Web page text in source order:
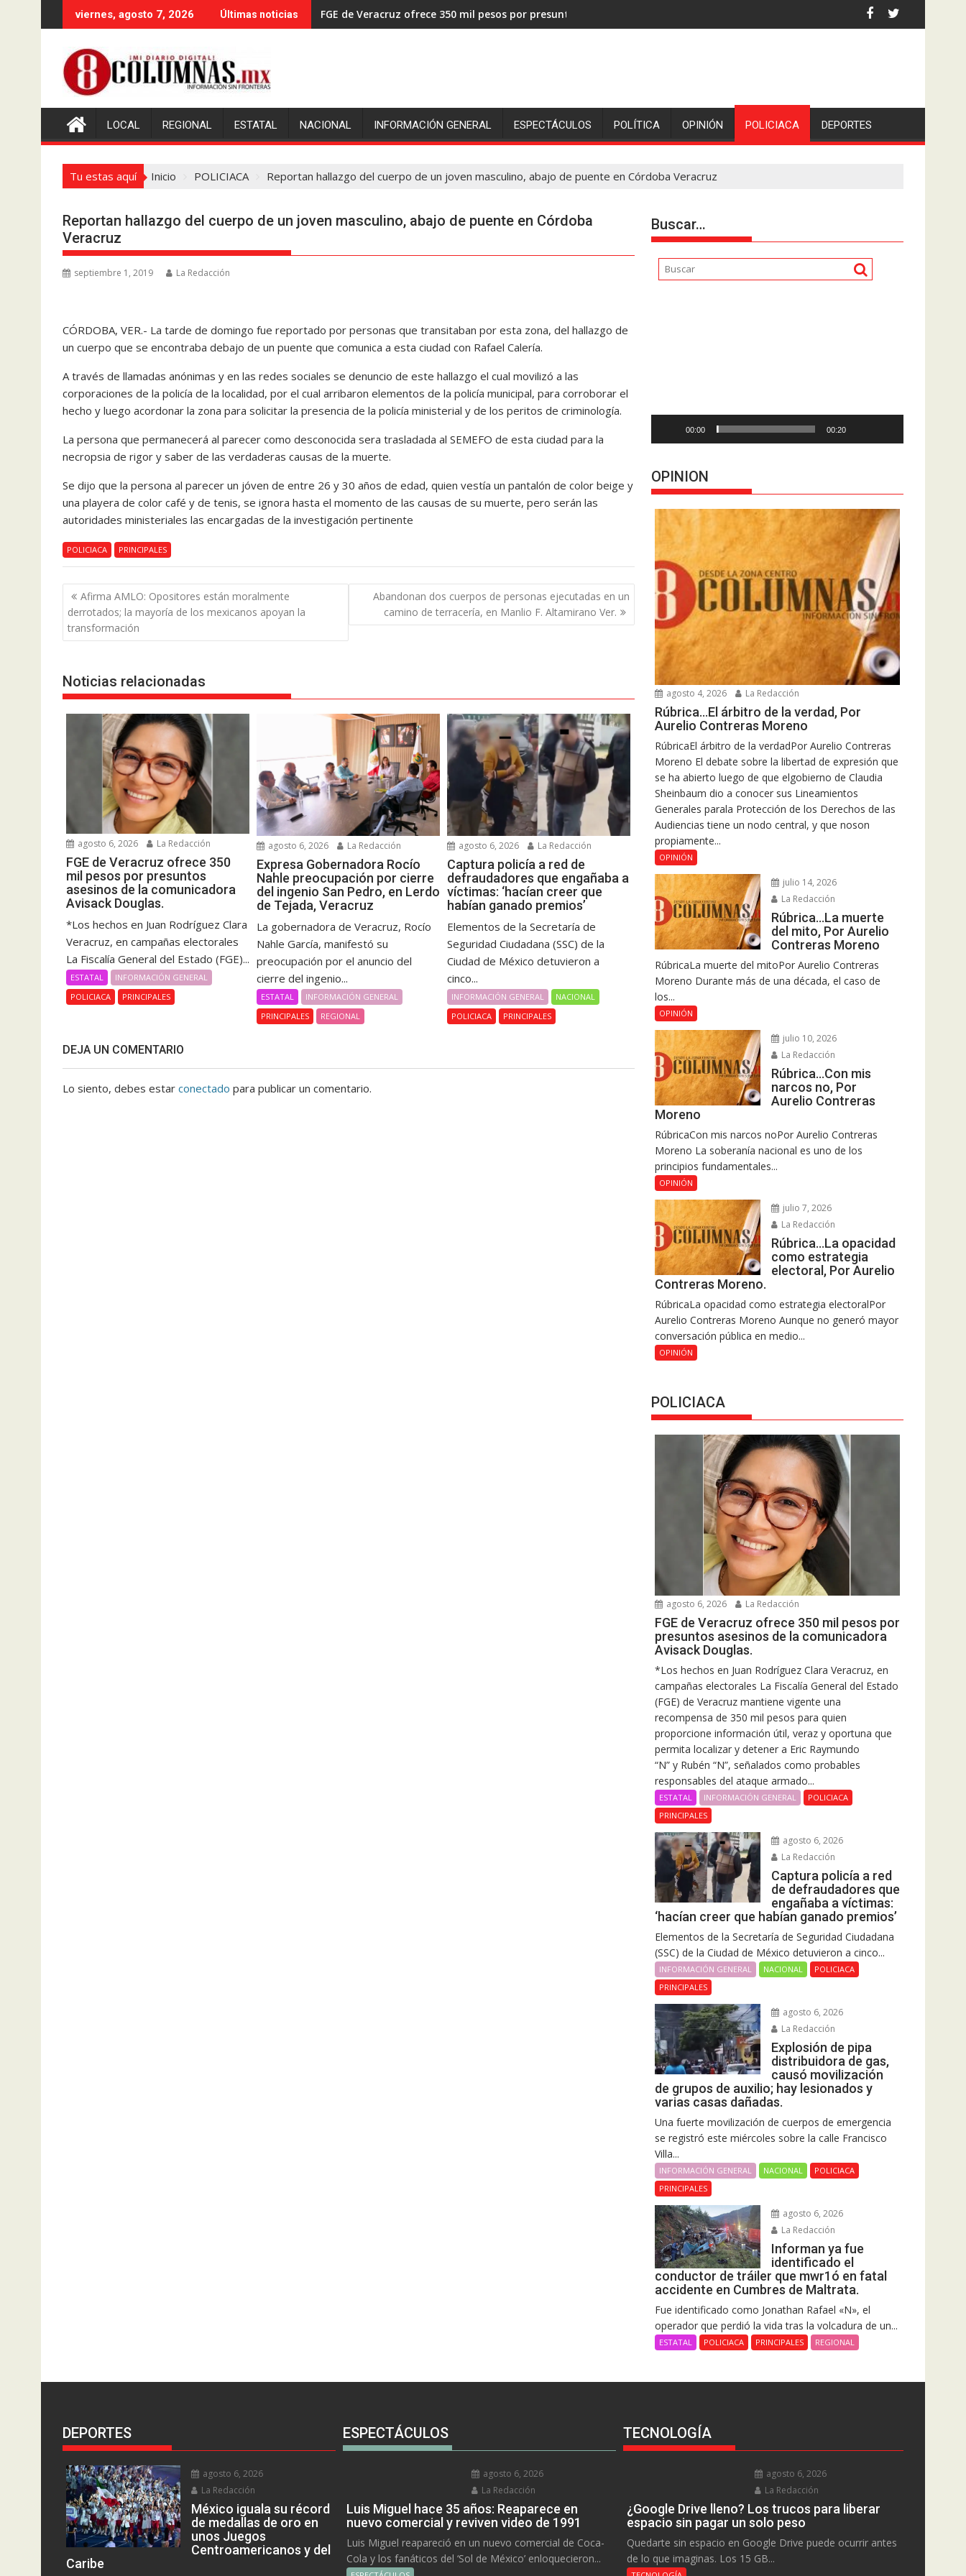
al
viernes, agosto 7, 2026 Últimas noticias FGE de Veracruz ofrece 350 mil pesos por presuntos asesinos de la comunicadora Avisack Douglas.
LOCAL REGIONAL ESTATAL NACIONAL INFORMACIÓN GENERAL ESPECTÁCULOS POLÍTICA OPINIÓN POLICIACA DEPORTES
Tu estas aquí Inicio POLICIACA Reportan hallazgo del cuerpo de un joven masculino, abajo de puente en Córdoba Veracruz
Reportan hallazgo del cuerpo de un joven masculino, abajo de puente en Córdoba
Veracruz
septiembre 1, 2019 La Redacción
CÓRDOBA, VER.- La tarde de domingo fue reportado por personas que transitaban por esta zona, del hallazgo de
un cuerpo que se encontraba debajo de un puente que comunica a esta ciudad con Rafael Calería.
A través de llamadas anónimas y en las redes sociales se denuncio de este hallazgo el cual movilizó a las
corporaciones de la policía de la localidad, por el cual arribaron elementos de la policía municipal, para corroborar el
hecho y luego acordonar la zona para solicitar la presencia de la policía ministerial y de los peritos de criminología.
La persona que permanecerá al parecer como desconocida sera trasladada al SEMEFO de esta ciudad para la
necropsia de rigor y saber de las verdaderas causas de la muerte.
Se dijo que la persona al parecer un jóven de entre 26 y 30 años de edad, quien vestía un pantalón de color beige y
una playera de color café y de tenis, se ignora hasta el momento de las causas de su muerte, pero serán las
autoridades ministeriales las encargadas de la investigación pertinente
POLICIACA PRINCIPALES
Navegación
de
entradas
Afirma AMLO: Opositores están moralmente
derrotados; la mayoría de los mexicanos apoyan la
transformación
Abandonan dos cuerpos de personas ejecutadas en un
camino de terracería, en Manlio F. Altamirano Ver.
Noticias relacionadas
agosto 6, 2026 La Redacción
FGE de Veracruz ofrece 350
mil pesos por presuntos
asesinos de la comunicadora
Avisack Douglas.
*Los hechos en Juan Rodríguez Clara
Veracruz, en campañas electorales
La Fiscalía General del Estado (FGE)...
ESTATAL
INFORMACIÓN GENERAL
POLICIACA
PRINCIPALES
agosto 6, 2026 La Redacción
Expresa Gobernadora Rocío
Nahle preocupación por cierre
del ingenio San Pedro, en Lerdo
de Tejada, Veracruz
La gobernadora de Veracruz, Rocío
Nahle García, manifestó su
preocupación por el anuncio del
cierre del ingenio...
ESTATAL
INFORMACIÓN GENERAL
PRINCIPALES
REGIONAL
agosto 6, 2026 La Redacción
Captura policía a red de
defraudadores que engañaba a
víctimas: ‘hacían creer que
habían ganado premios’
Elementos de la Secretaría de
Seguridad Ciudadana (SSC) de la
Ciudad de México detuvieron a
cinco...
INFORMACIÓN GENERAL
NACIONAL
POLICIACA
PRINCIPALES
DEJA UN COMENTARIO
Lo siento, debes estar conectado para publicar un comentario.
Buscar…
00:00 00:20
OPINION
agosto 4, 2026 La Redacción
Rúbrica…El árbitro de la verdad, Por
Aurelio Contreras Moreno
RúbricaEl árbitro de la verdadPor Aurelio Contreras
Moreno El debate sobre la libertad de expresión que
se ha abierto luego de que elgobierno de Claudia
Sheinbaum dio a conocer sus Lineamientos
Generales parala Protección de los Derechos de las
Audiencias tiene un nodo central, y que noson
propiamente...
OPINIÓN
julio 14, 2026
La Redacción
Rúbrica…La muerte
del mito, Por Aurelio
Contreras Moreno
RúbricaLa muerte del mitoPor Aurelio Contreras
Moreno Durante más de una década, el caso de
los...
OPINIÓN
julio 10, 2026
La Redacción
Rúbrica…Con mis
narcos no, Por
Aurelio Contreras
Moreno
RúbricaCon mis narcos noPor Aurelio Contreras
Moreno La soberanía nacional es uno de los
principios fundamentales...
OPINIÓN
julio 7, 2026
La Redacción
Rúbrica…La opacidad
como estrategia
electoral, Por Aurelio
Contreras Moreno.
RúbricaLa opacidad como estrategia electoralPor
Aurelio Contreras Moreno Aunque no generó mayor
conversación pública en medio...
OPINIÓN
POLICIACA
agosto 6, 2026 La Redacción
FGE de Veracruz ofrece 350 mil pesos por
presuntos asesinos de la comunicadora
Avisack Douglas.
*Los hechos en Juan Rodríguez Clara Veracruz, en
campañas electorales La Fiscalía General del Estado
(FGE) de Veracruz mantiene vigente una
recompensa de 350 mil pesos para quien
proporcione información útil, veraz y oportuna que
permita localizar y detener a Eric Raymundo
“N” y Rubén “N”, señalados como probables
responsables del ataque armado...
ESTATAL INFORMACIÓN GENERAL
POLICIACA
PRINCIPALES
agosto 6, 2026
La Redacción
Captura policía a red
de defraudadores que
engañaba a víctimas:
‘hacían creer que habían ganado premios’
Elementos de la Secretaría de Seguridad Ciudadana
(SSC) de la Ciudad de México detuvieron a cinco...
INFORMACIÓN GENERAL NACIONAL
POLICIACA
PRINCIPALES
agosto 6, 2026
La Redacción
Explosión de pipa
distribuidora de gas,
causó movilización
de grupos de auxilio; hay lesionados y
varias casas dañadas.
Una fuerte movilización de cuerpos de emergencia
se registró este miércoles sobre la calle Francisco
Villa...
INFORMACIÓN GENERAL NACIONAL
POLICIACA
PRINCIPALES
agosto 6, 2026
La Redacción
Informan ya fue
identificado el
conductor de tráiler que mwr1ó en fatal
accidente en Cumbres de Maltrata.
Fue identificado como Jonathan Rafael «N», el
operador que perdió la vida tras la volcadura de un...
ESTATAL POLICIACA PRINCIPALES REGIONAL
DEPORTES
agosto 6, 2026
La Redacción
México iguala su récord
de medallas de oro en
unos Juegos
Centroamericanos y del
Caribe
ESPECTÁCULOS
agosto 6, 2026
La Redacción
Luis Miguel hace 35 años: Reaparece en
nuevo comercial y reviven video de 1991
Luis Miguel reapareció en un nuevo comercial de Coca-
Cola y los fanáticos del ‘Sol de México’ enloquecieron...
TECNOLOGÍA
agosto 6, 2026
La Redacción
¿Google Drive lleno? Los trucos para liberar
espacio sin pagar un solo peso
Quedarte sin espacio en Google Drive puede ocurrir antes
de lo que imaginas. Los 15 GB...